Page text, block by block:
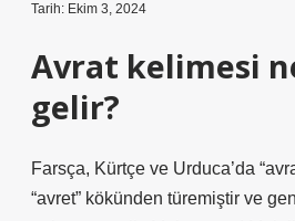
Tarih: Ekim 3, 2024
Avrat kelimesi
gelir?
Farsça, Kürtçe ve Urduca’da
“avret” kökünden türemiştir ve